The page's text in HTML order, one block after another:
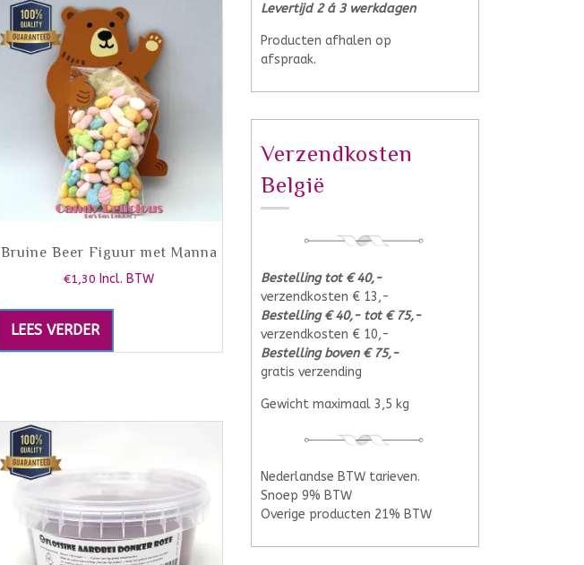
Bruine Beer Figuur met Manna
€1,30 Incl. BTW
LEES VERDER
Levertijd 2 á 3 werkdagen
Producten afhalen op
afspraak.
Verzendkosten
België
Bestelling tot € 40,-
verzendkosten € 13,-
Bestelling € 40,- tot € 75,-
verzendkosten € 10,-
Bestelling boven € 75,-
gratis verzending
Gewicht maximaal 3,5 kg
Nederlandse BTW tarieven.
Snoep 9% BTW
Overige producten 21% BTW